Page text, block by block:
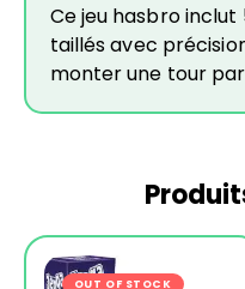
Ce jeu hasbro
taillés avec
monter une tour
OUT OF STOCK -18%